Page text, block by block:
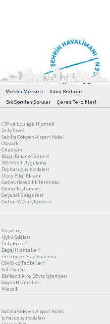
Medya Merkezi
İhbar Bildirimi
Sık Sorulan Sorular Çerez Tercihleri
CIP ve Lounge Hizmeti
Duty Free
Sabiha Gökçen Airport Hotel
Otopark
Check-in
Bagaj Emanet Servisi
ISG Mobil Uygulama
Dış hat uçuş noktaları
Uçuş Bilgi Ekranı
Genel Havacılık Terminali
Gümrük İşlemleri
Seyahat Belgeleri
Gelen Yolcu İşlemleri
Alışveriş
Uyku Odaları
Duty Free
Bagaj Hizmetleri
Turizm ve Araç Kiralama
Covid-19 Tedbirleri
Kat Planları
Bankacılık ve Döviz İşlemleri
Sağlık Hizmetleri
Mescit
Sabiha Gökçen Airport Hotel
İç hat uçuş noktaları